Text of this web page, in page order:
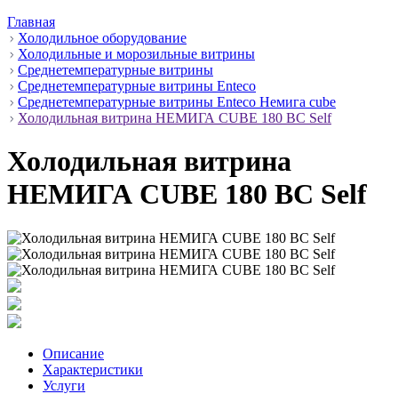
Главная
Холодильное оборудование
Холодильные и морозильные витрины
Среднетемпературные витрины
Среднетемпературные витрины Enteco
Среднетемпературные витрины Enteco Немига cube
Холодильная витрина НЕМИГА CUBE 180 ВС Self
Холодильная витрина
НЕМИГА CUBE 180 ВС Self
Описание
Характеристики
Услуги